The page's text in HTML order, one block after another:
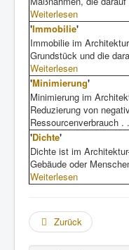
Weiterlesen
'Immobilie'
Immobilie im
Grundstück und die
Weiterlesen
'Minimierung'
Minimierung im
Reduzierung von
Ressourcenverbrauch .
'Dichte'
Dichte ist im
Gebäude oder
Weiterlesen
Zurück